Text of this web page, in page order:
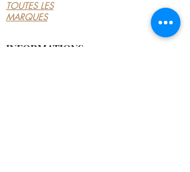
TOUTES LES
MARQUES
INFORMATIONS